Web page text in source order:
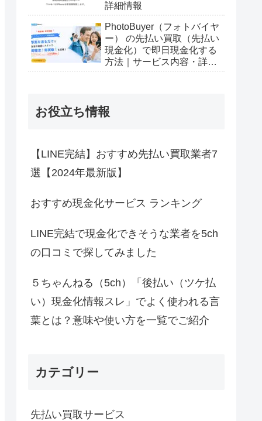
詳細情報
PhotoBuyer（フォトバイヤ
ー） の先払い買取（先払い
現金化）で即日現金化する
方法｜サービス内容・詳細
お役立ち情報
【LINE完結】おすすめ先払い買取業者7
選【2024年最新版】
おすすめ現金化サービス ランキング
LINE完結で現金化できそうな業者を5ch
の口コミで探してみました
５ちゃんねる（5ch）「後払い（ツケ払
い）現金化情報スレ」でよく使われる言
葉とは？意味や使い方を一覧でご紹介
カテゴリー
先払い買取サービス